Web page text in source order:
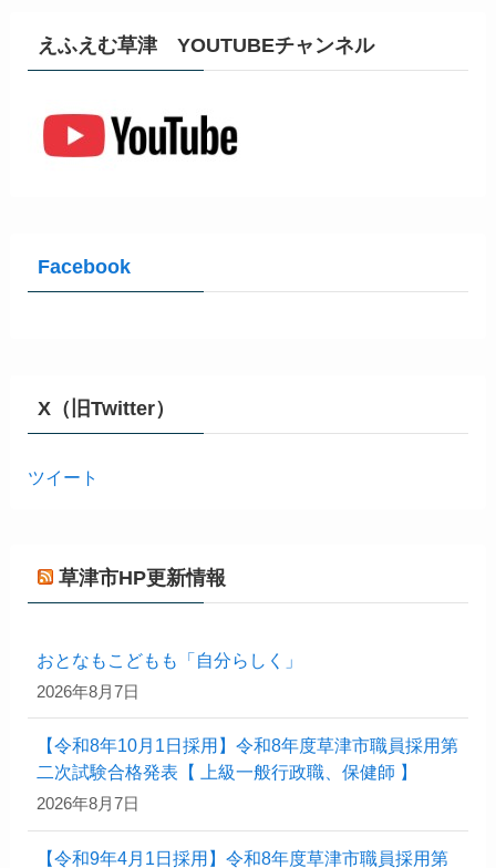
えふえむ草津 YOUTUBEチャンネル
Facebook
X（旧Twitter）
ツイート
草津市HP更新情報
おとなもこどもも「自分らしく」
2026年8月7日
【令和8年10月1日採用】令和8年度草津市職員採用第
二次試験合格発表【 上級一般行政職、保健師 】
2026年8月7日
【令和9年4月1日採用】令和8年度草津市職員採用第